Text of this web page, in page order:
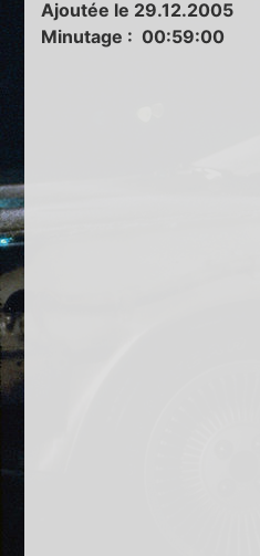
Ajoutée le 29.12.2005
Minutage : 00:59:00